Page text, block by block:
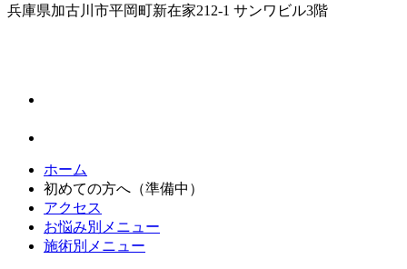
兵庫県加古川市平岡町新在家212-1 サンワビル3階
ホーム
初めての方へ（準備中）
アクセス
お悩み別メニュー
施術別メニュー